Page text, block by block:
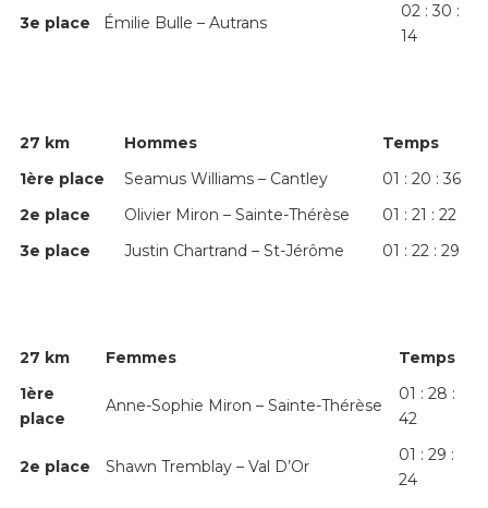
3e place Émilie Bulle – Autrans
02 : 30 :
14
27 km Hommes
Temps
1ère place Seamus Williams – Cantley
01 : 20 : 36
2e place Olivier Miron – Sainte-Thérèse
01 : 21 : 22
3e place Justin Chartrand – St-Jérôme 01 : 22 : 29
27 km Femmes
Temps
1ère
place
Anne-Sophie Miron – Sainte-Thérèse
01 : 28 :
42
2e place Shawn Tremblay – Val D’Or
01 : 29 :
24